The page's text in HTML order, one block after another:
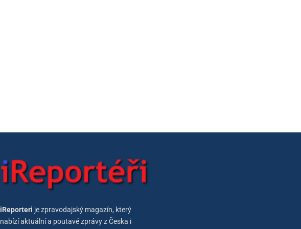
iReporteri je zpravodajský magazín, který
nabízí aktuální a poutavé zprávy z Česka i